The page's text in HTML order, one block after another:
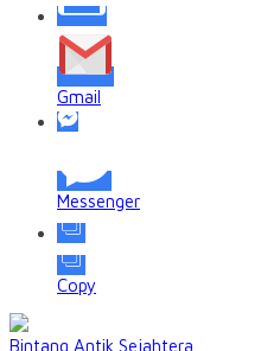
Gmail
Messenger
Copy
Bintang Antik Sejahtera